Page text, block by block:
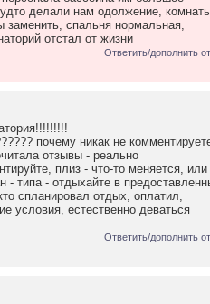
делали нам одолжение,
спальня нормальная,
отстал от жизни
Ответить/дополнить
почему никак не
отзывы - реально
плиз - что-то меняется, или
- типа - отдыхайте в
спланировал отдых, оплатил,
условия, естественно деваться
Ответить/дополнить